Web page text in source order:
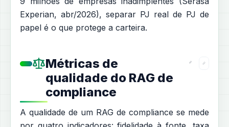
Experian, abr/2026), separar PJ real de PJ de
papel é o que protege a carteira.
Métricas de
qualidade do RAG de
compliance
A qualidade de um RAG de compliance se mede